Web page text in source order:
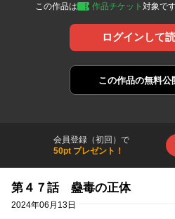
この作品は 作品チケット 対象で
ログインして
この作品の無料公
会員登録（初回）で
50pt プレゼント！
第４７話 蠱毒の正体
2024年06月13日